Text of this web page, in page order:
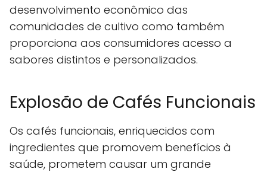
desenvolvimento econômico das
comunidades de cultivo como também
proporciona aos consumidores acesso a
sabores distintos e personalizados.
Explosão de Cafés Funcionais
Os cafés funcionais, enriquecidos com
ingredientes que promovem benefícios à
saúde, prometem causar um grande